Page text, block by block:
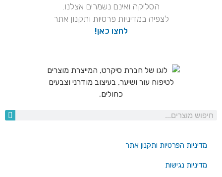
הסליקה ואינם נשמרים אצלנו.
לצפיה במדיניות פרטיות ותקנון אתר
לחצו כאן!
מדיניות הפרטיות ותקנון אתר
מדיניות נגישות